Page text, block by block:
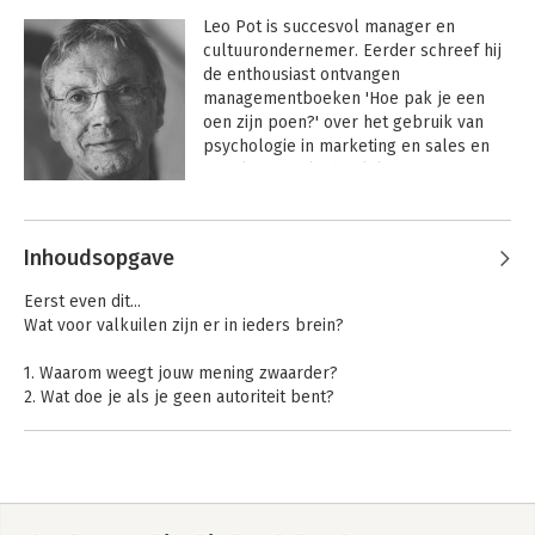
Leo Pot is succesvol manager en
cultuurondernemer. Eerder schreef hij
de enthousiast ontvangen
managementboeken 'Hoe pak je een
oen zijn poen?' over het gebruik van
psychologie in marketing en sales en
misschien toch maar niet moet
Andere boeken door Leo Pot
Inhoudsopgave
Eerst even dit...
Wat voor valkuilen zijn er in ieders brein?
1. Waarom weegt jouw mening zwaarder?
2. Wat doe je als je geen autoriteit bent?